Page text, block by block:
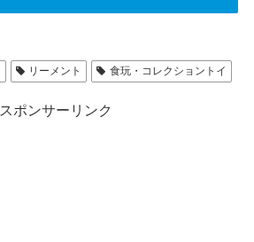
リーメント 食玩・コレクショントイ
スポンサーリンク